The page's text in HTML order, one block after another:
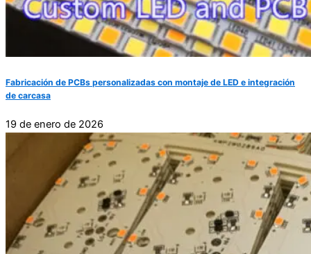
Fabricación de PCBs personalizadas con montaje de LED e integración
de carcasa
19 de enero de 2026